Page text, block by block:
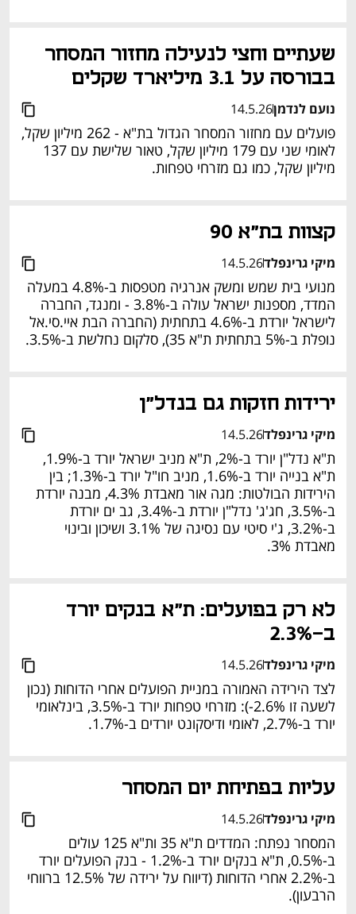
בבורסה על 3.1 מיליארד שקלים
נועם לנדמן14.5.26
מיליון שקל, כמו גם מזרחי טפחות.
קצוות בת"א 90
מיקי גרינפלד14.5.26
לישראל יורדת ב-4.6% בתחתית (החברה הבת איי.סי.אל
נופלת ב-5% בתחתית ת"א 35), סלקום נחלשת ב-3.5%.
ירידות חזקות גם בנדל"ן
מיקי גרינפלד14.5.26
ת"א בנייה יורד ב-1.6%, מניב חו"ל יורד ב-1.3%; בין
הירידות הבולטות: מגה אור מאבדת 4.3%, מבנה יורדת
ב-3.5%, חג'ג' נדל"ן יורדת ב-3.4%, גב ים יורדת
מאבדת 3%.
ב-2.3%
מיקי גרינפלד14.5.26
לצד הירידה האמורה במניית הפועלים אחרי הדוחות (נכון
יורד ב-2.7%, לאומי ודיסקונט יורדים ב-1.7%.
עליות בפתיחת יום המסחר
מיקי גרינפלד14.5.26
ב-0.5%, ת"א בנקים יורד ב-1.2% - בנק הפועלים יורד
הרבעון).